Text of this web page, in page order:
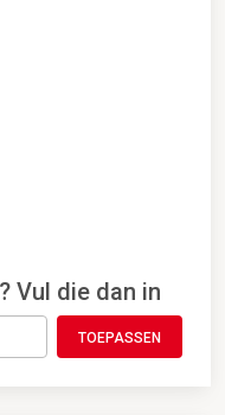
Vul die dan in
TOEPASSEN